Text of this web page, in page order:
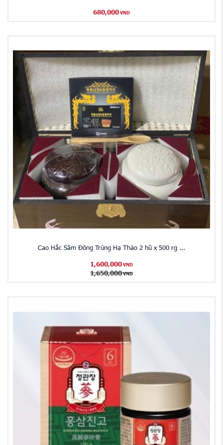
680,000 VND
Cao Hắc Sâm Đông Trùng Hạ Thảo 2 hũ x 500 rg ...
1,600,000 VND
1,650,000 VND